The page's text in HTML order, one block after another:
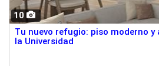
10
Tu nuevo refugio: piso moderno y
la Universidad